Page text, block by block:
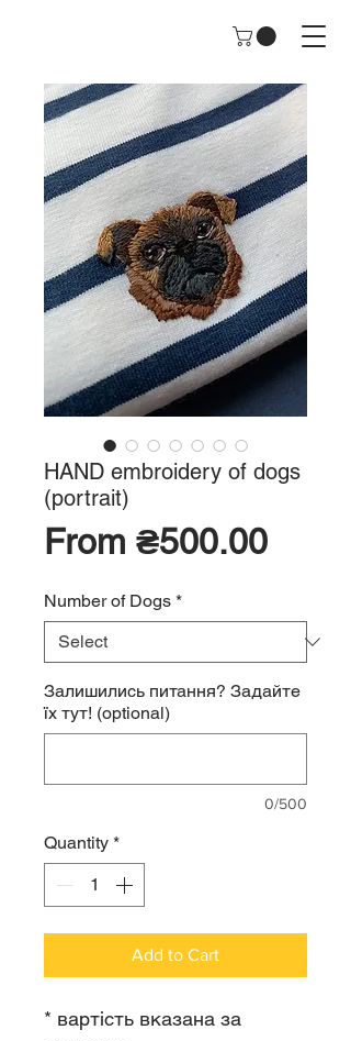
HAND embroidery of dogs
(portrait)
From ₴500.00Sale
Number of Dogs *
Залишились питання? Задайте
їх тут! (optional)
0/500
Quantity *
Add to Cart
* вартість вказана за